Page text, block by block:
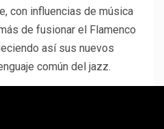
con influencias de música
de fusionar el Flamenco
así sus nuevos
común del jazz.